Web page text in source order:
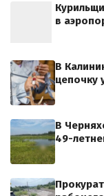
в
В
цепочку
В
49-